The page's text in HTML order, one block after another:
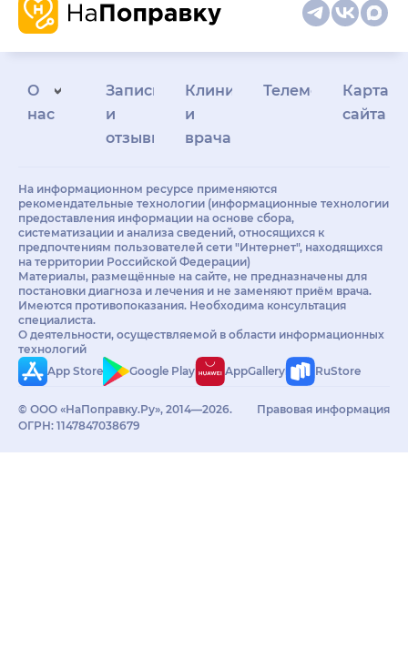
О
нас
Запись
и
отзывы
Клиникам
и
врачам
Телемедицина
Карта
сайта
На информационном ресурсе применяются
рекомендательные технологии (информационные технологии
предоставления информации на основе сбора,
систематизации и анализа сведений, относящихся к
предпочтениям пользователей сети "Интернет", находящихся
на территории Российской Федерации)
Материалы, размещённые на сайте, не предназначены для
постановки диагноза и лечения и не заменяют приём врача.
Имеются противопоказания. Необходима консультация
специалиста.
О деятельности, осуществляемой в области информационных
технологий
App Store
Google Play AppGallery RuStore
© ООО «НаПоправку.Ру», 2014—2026.
ОГРН: 1147847038679
Правовая информация